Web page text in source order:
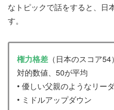
なトピックで話をすると、日
す。
権力格差 （日本のスコア
対的数値、50が平均
• 優しい父親のようなリー
• ミドルアップダウン